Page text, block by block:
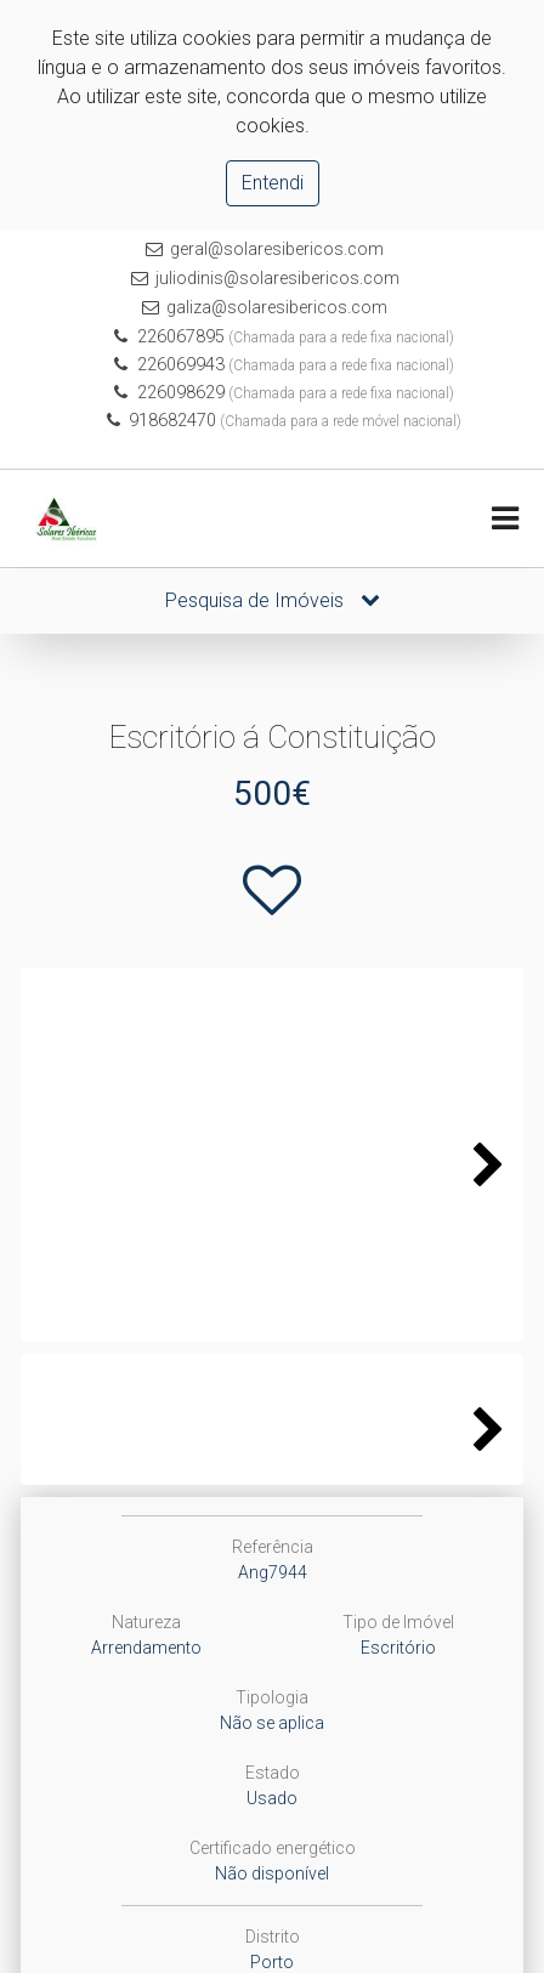
Este site utiliza cookies para permitir a mudança de
língua e o armazenamento dos seus imóveis favoritos.
Ao utilizar este site, concorda que o mesmo utilize
cookies.
Entendi
geral@solaresibericos.com
juliodinis@solaresibericos.com
galiza@solaresibericos.com
226067895 (Chamada para a rede fixa nacional)
226069943(Chamada para a rede fixa nacional)
226098629(Chamada para a rede fixa nacional)
918682470 (Chamada para a rede móvel nacional)
Pesquisa de Imóveis
Escritório á Constituição
500€
Referência
Ang7944
Natureza
Arrendamento
Tipo de Imóvel
Escritório
Tipologia
Não se aplica
Estado
Usado
Certificado energético
Não disponível
Distrito
Porto